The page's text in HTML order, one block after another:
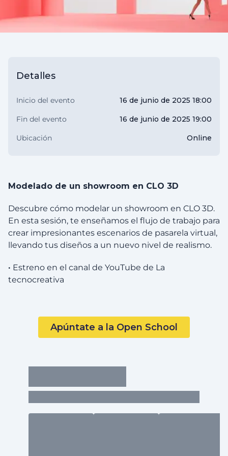
Detalles
Inicio del evento 16 de junio de 2025 18:00
Fin del evento 16 de junio de 2025 19:00
Ubicación Online
Modelado de un showroom en CLO 3D
Descubre cómo modelar un showroom en CLO 3D.
En esta sesión, te enseñamos el flujo de trabajo para
crear impresionantes escenarios de pasarela virtual,
llevando tus diseños a un nuevo nivel de realismo.
· Estreno en el canal de YouTube de La
tecnocreativa
Apúntate a la Open School